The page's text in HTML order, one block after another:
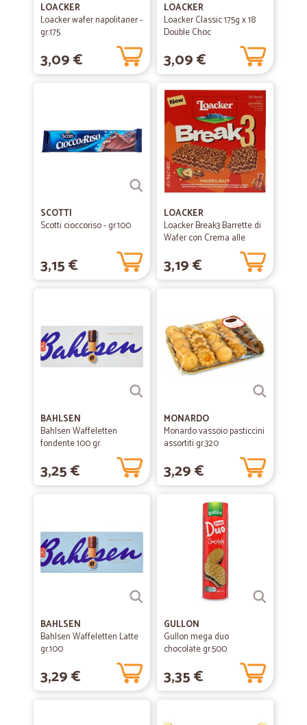
LOACKER
Loacker wafer napolitaner -
gr.175
3,09 €
LOACKER
Loacker Classic 175g x 18
Double Choc
3,09 €
SCOTTI
Scotti cioccoriso - gr.100
3,15 €
LOACKER
Loacker Break3 Barrette di
Wafer con Crema alle
3,19 €
BAHLSEN
Bahlsen Waffeletten
fondente 100 gr.
3,25 €
MONARDO
Monardo vassoio pasticcini
assortiti gr.320
3,29 €
BAHLSEN
Bahlsen Waffeletten Latte
gr.100
3,29 €
GULLON
Gullon mega duo
chocolate gr.500
3,35 €